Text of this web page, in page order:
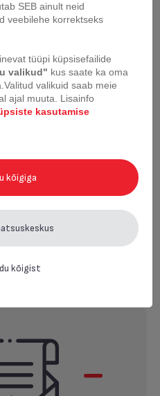
SEB ainult neid
veebilehe korrektseks
tüüpi küpsisefailide
valikud" kus saate ka oma
Valitud valikuid saab meie
ajal muuta. Lisainfo
kasutamise
kõigiga
kõigist